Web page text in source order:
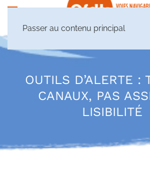
Passer au contenu principal
OUTILS D’ALERTE :
CANAUX, PAS
LISIBILITÉ